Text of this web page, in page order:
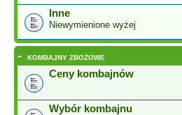
Inne
Niewymienione wyżej
- KOMBAJNY ZBOŻOWE
Ceny kombajnów
Wybór kombajnu